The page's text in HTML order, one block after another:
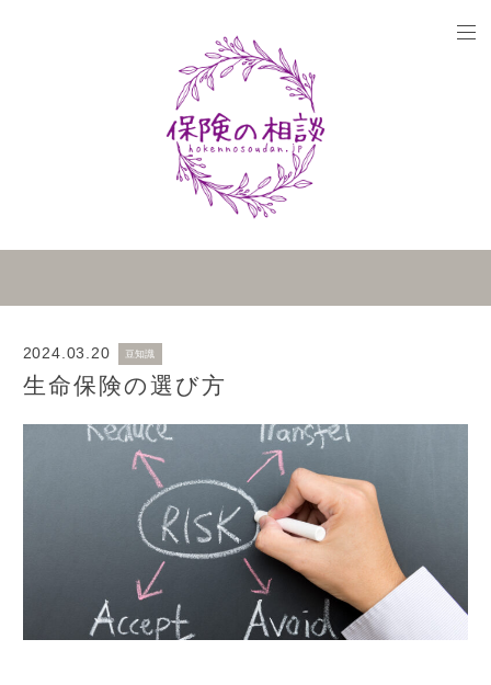
2024.03.20 豆知識
生命保険の選び方